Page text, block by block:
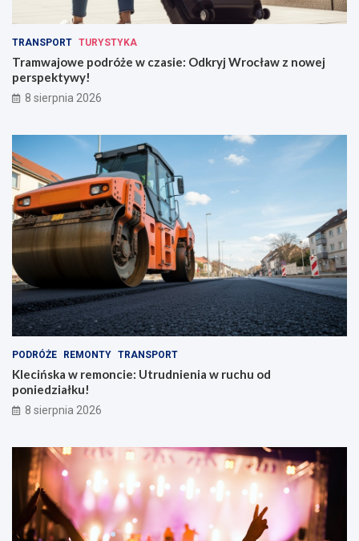
TRANSPORT TURYSTYKA
Tramwajowe podróże w czasie: Odkryj Wrocław z nowej
perspektywy!
8 sierpnia 2026
PODRÓŻE REMONTY TRANSPORT
Klecińska w remoncie: Utrudnienia w ruchu od
poniedziałku!
8 sierpnia 2026